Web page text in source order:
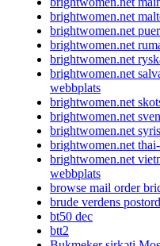
brightwomen.net
brightwomen.net
brightwomen.net
brightwomen.net
brightwomen.net
webbplats
brightwomen.net
brightwomen.net
brightwomen.net
brightwomen.net
brightwomen.net
webbplats
browse mail order
brude verdens
bt50 dec
btt2